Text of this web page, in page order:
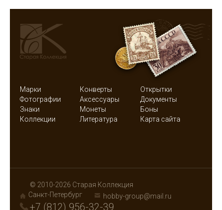
Марки Конверты
Открытки
Фотографии
Аксессуары
Документы
Знаки
Монеты
Боны
Коллекции
Литература Карта сайта
© 2010-2026 Старая Коллекция
Санкт-Петербург
hobby-group@mail.ru
+7 (812) 956-32-39